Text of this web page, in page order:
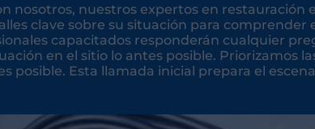
nosotros, nuestros expertos en restauración
clave sobre su situación para
capacitados responderán cualquier
en el sitio lo antes posible. Priorizamos
posible. Esta llamada inicial prepara el